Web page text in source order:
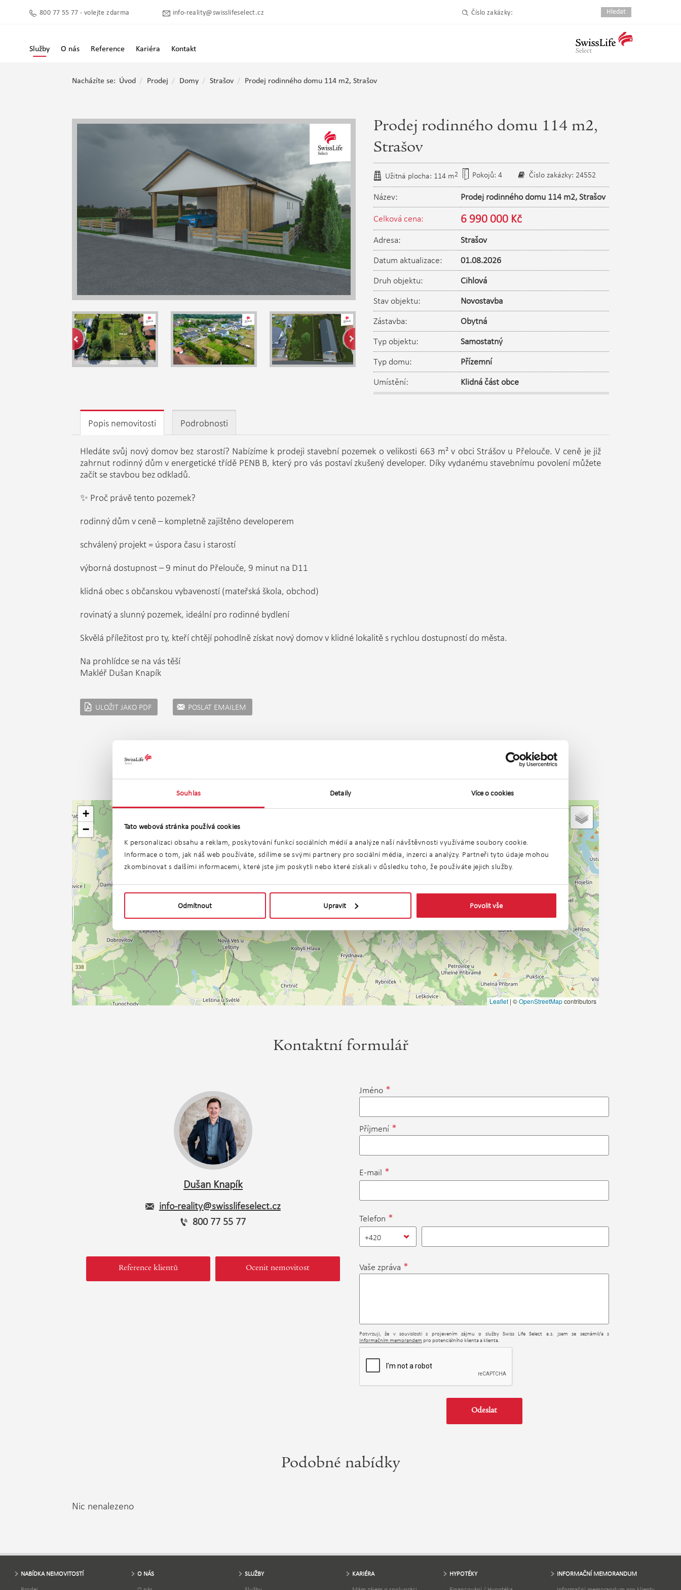
Souhlas Detaily Více o cookies
Tato webová stránka používá cookies
K personalizaci obsahu a reklam, poskytování funkcí sociálních médií a analýze naší návštěvnosti využíváme soubory cookie.
Informace o tom, jak náš web používáte, sdílíme se svými partnery pro sociální média, inzerci a analýzy. Partneři tyto údaje mohou
zkombinovat s dalšími informacemi, které jste jim poskytli nebo které získali v důsledku toho, že používáte jejich služby.
Odmítnout Upravit Povolit vše
800 77 55 77 - volejte zdarma info-reality@swisslifeselect.cz Číslo zakázky:
Služby O nás Reference Kariéra Kontakt
Nacházíte se: Úvod Prodej Domy Strašov Prodej rodinného domu 114 m2, Strašov
Prodej rodinného domu 114 m2,
Strašov
Užitná plocha: 114 m2 Pokojů: 4 Číslo zakázky: 24552
Název:
Prodej rodinného domu 114 m2, Strašov
Celková cena:
6 990 000 Kč
Adresa:
Strašov
Datum aktualizace:
01.08.2026
Druh objektu:
Cihlová
Stav objektu:
Novostavba
Zástavba:
Obytná
Typ objektu:
Samostatný
Typ domu:
Přízemní
Umístění:
Klidná část obce
Popis nemovitosti Podrobnosti
Hledáte svůj nový domov bez starostí? Nabízíme k prodeji stavební pozemek o velikosti 663 m² v obci Strášov u Přelouče. V ceně je již
zahrnut rodinný dům v energetické třídě PENB B, který pro vás postaví zkušený developer. Díky vydanému stavebnímu povolení můžete
začít se stavbou bez odkladů.
✨ Proč právě tento pozemek?
rodinný dům v ceně – kompletně zajištěno developerem
schválený projekt = úspora času i starostí
výborná dostupnost – 9 minut do Přelouče, 9 minut na D11
klidná obec s občanskou vybaveností (mateřská škola, obchod)
rovinatý a slunný pozemek, ideální pro rodinné bydlení
Skvělá příležitost pro ty, kteří chtějí pohodlně získat nový domov v klidné lokalitě s rychlou dostupností do města.
Na prohlídce se na vás těší
Makléř Dušan Knapík
ULOŽIT JAKO PDF POSLAT EMAILEM
+
−
Leaflet | ©OpenStreetMapcontributors
Kontaktní formulář
Dušan Knapík
info-reality@swisslifeselect.cz
800 77 55 77
Reference klientů Ocenit nemovitost
Jméno *
Příjmení *
E-mail *
Telefon *
+420
Vaše zpráva *
Potvrzuji, že v souvislosti s projevením zájmu o služby Swiss Life Select a.s. jsem se seznámil/a s
Informačním memorandem pro potenciálního klienta a klienta.
Podobné nabídky
Nic nenalezeno
NABÍDKA NEMOVITOSTÍ O NÁS SLUŽBY KARIÉRA HYPOTÉKY INFORMAČNÍ MEMORANDUM